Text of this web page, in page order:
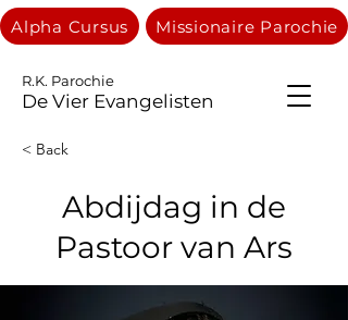
R.K. Parochie
De Vier Evangelisten
Alpha Cursus Missionaire Parochie
< Back
Abdijdag in de
Pastoor van Ars